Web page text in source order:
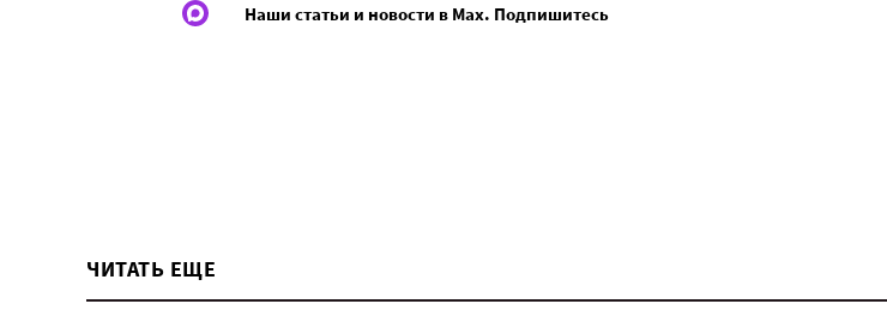
Наши статьи и новости в Max. Подпишитесь
ЧИТАТЬ ЕЩЕ